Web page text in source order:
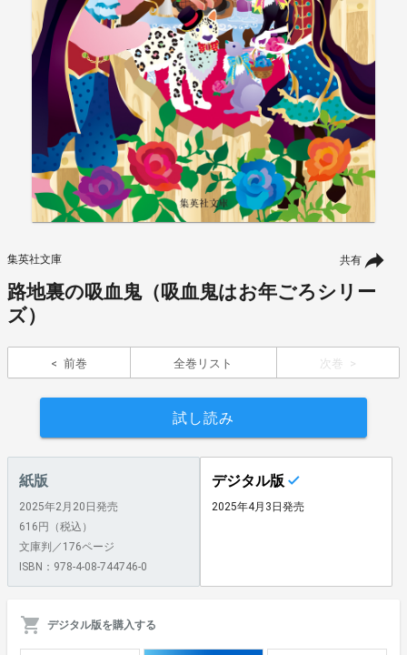
共有
集英社文庫
路地裏の吸血鬼（吸血鬼はお年ごろシリー
ズ）
前巻 全巻リスト 次巻
試し読み
紙版
2025年2月20日発売
616円（税込）
文庫判／176ページ
ISBN：978-4-08-744746-0
デジタル版
2025年4月3日発売
デジタル版を購入する